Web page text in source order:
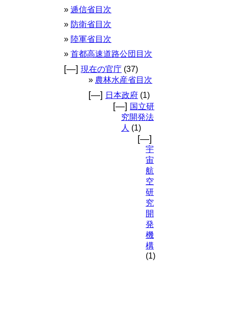
逓信省目次
防衛省目次
陸軍省目次
首都高速道路公団目次
[—] 現在の官庁 (37)
農林水産省目次
[—] 日本政府 (1)
[—] 国立研
究開発法
人 (1)
[—]
宇
宙
航
空
研
究
開
発
機
構
(1)